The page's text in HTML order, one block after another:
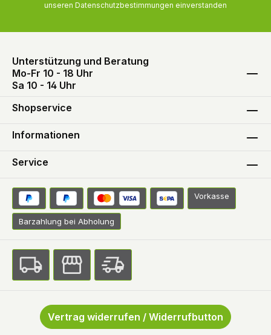
unseren Datenschutzbestimmungen einverstanden
Unterstützung und Beratung
Mo-Fr 10 - 18 Uhr
Sa 10 - 14 Uhr
Shopservice
Informationen
Service
Vorkasse
Barzahlung bei Abholung
Vertrag widerrufen / Widerrufbutton